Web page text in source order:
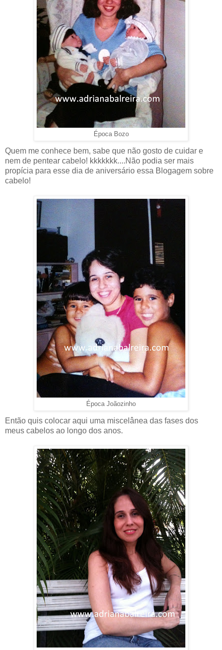
Época Bozo
Quem me conhece bem, sabe que não gosto de cuidar e
nem de pentear cabelo! kkkkkkk....Não podia ser mais
propícia para esse dia de aniversário essa Blogagem sobre
cabelo!
Época Joãozinho
Então quis colocar aqui uma miscelânea das fases dos
meus cabelos ao longo dos anos.